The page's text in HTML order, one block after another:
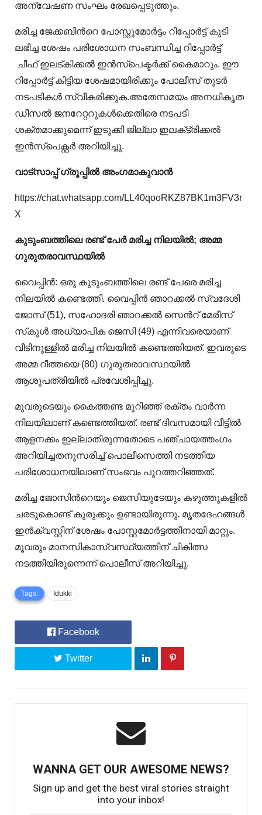
അന്വേഷണ സംഘം രേഖപ്പെടുത്തും.
മരിച്ച ജേക്കബിന്‍റെ പോസ്റ്റുമോർട്ടം റിപ്പോർട്ട് കൂടി
ലഭിച്ച ശേഷം പരിശോധന സംബന്ധിച്ച റിപ്പോർട്ട്
ചീഫ് ഇലട്കിക്കൽ ഇൻസ്പെക്ടർക്ക് കൈമാറും. ഈ
റിപ്പോർട്ട് കിട്ടിയ ശേഷമായിരിക്കും പോലീസ് തുടർ
നടപടികൾ സ്വീകരിക്കുക.‌അതേസമയം അനധികൃത
ഡീസൽ ജനറേറ്ററുകൾക്കെതിരെ നടപടി
ശക്തമാക്കുമെന്ന് ഇടുക്കി ജില്ലാ ഇലക്‌ട്രിക്കൽ
ഇൻസ്പെക്റ്റർ അറിയിച്ചു.
വാട്‌സാപ്പ് ഗ്രൂപ്പിൽ അംഗമാകുവാൻ
https://chat.whatsapp.com/LL40qooRKZ87BK1m3FV3r
X
കുടുംബത്തിലെ രണ്ട് പേർ മരിച്ച നിലയിൽ; അമ്മ
ഗുരുതരാവസ്ഥയിൽ
വൈപ്പിൻ: ഒരു കുടുംബത്തിലെ രണ്ട് പേരെ മരിച്ച
നിലയിൽ കണ്ടെത്തി. വൈപ്പിൻ ഞാറക്കൽ സ്വദേശി
ജോസ് (51), സഹോദരി ഞാറക്കൽ സെന്‍റ് മേരീസ്
സ്‌കൂൾ അധ്യാപിക ജെസി (49) എന്നിവരെയാണ്
വീടിനുള്ളിൽ മരിച്ച നിലയിൽ കണ്ടെത്തിയത്. ഇവരുടെ
അമ്മ റീത്തയെ (80) ഗുരുതരാവസ്ഥയിൽ
ആശുപത്രിയിൽ പ്രവേശിപ്പിച്ചു.
മൂവരുടെയും കൈത്തണ്ട മുറിഞ്ഞ് രക്തം വാർന്ന
നിലയിലാണ് കണ്ടെത്തിയത്. രണ്ട് ദിവസമായി വീട്ടിൽ
ആളനക്കം ഇല്ലാതിരുന്നതോടെ പഞ്ചായത്തംഗം
അറിയിച്ചതനുസരിച്ച് പൊലീസെത്തി നടത്തിയ
പരിശോധനയിലാണ് സംഭവം പുറത്തറിഞ്ഞത്.
മരിച്ച ജോസിന്‍റെയും ജെസിയുടേയും കഴുത്തുകളില്‍
ചരടുകൊണ്ട് കുരുക്കും ഉണ്ടായിരുന്നു. മൃതദേഹങ്ങൾ
ഇൻക്വസ്റ്റിന് ശേഷം പോസ്റ്റമോർട്ടത്തിനായി മാറ്റും.
മൂവരും മാനസികാസ്വസ്ഥ്യത്തിന് ചികിത്സ
നടത്തിയിരുന്നെന്ന് പൊലീസ് അറിയിച്ചു.
Tags: Idukki
Facebook
Twitter
WANNA GET OUR AWESOME NEWS?
Sign up and get the best viral stories straight
into your inbox!